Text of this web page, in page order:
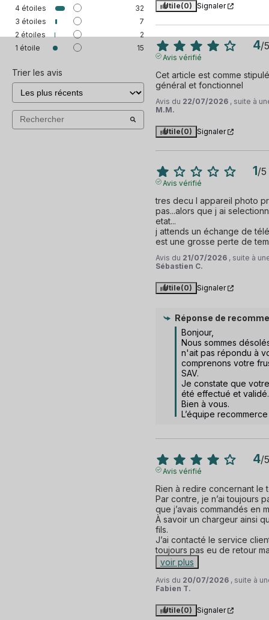
4 étoiles
32
3 étoiles
7
2 étoiles
2
1 étoile 15
Trier les avis
Utile(0) Signaler
4/5
Avis vérifié
Cet article est comme
général et fonctionnel
Avis du 22/07/2026 , suite à
M.M.
Utile(0) Signaler
1/5
Avis vérifié
tres decu l appareil photo
pas...alors que j ai
etat...
j attends un échange de
est une grosse perte de
Avis du 21/07/2026 , suite à
Sébastien C.
Utile(0) Signaler
Réponse de
Bonjour,
Nous sommes
n'ait pas répondu à
comprenons votre
SAV.
Je constate que
été effectué et validé.
Bien à vous.
L’équipe recommerce
4/5
Avis vérifié
Rien à redire concernant le
Par contre, je n’ai toujours
que j’avais commandés en
À savoir un chargeur ainsi
fils.
J’ai contacté le service
toujours pas eu de retour
voir plus
Avis du 20/07/2026 , suite à
Fabien T.
Utile(0) Signaler